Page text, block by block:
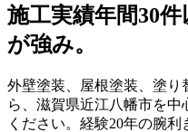
施工実績年間30件
が強み。
外壁塗装、屋根塗装、塗り
ら、滋賀県近江八幡市を
ください。経験20年の腕